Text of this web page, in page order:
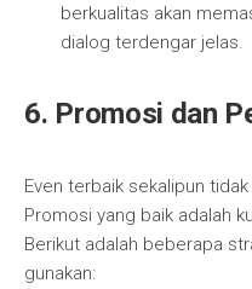
berkualitas akan
dialog terdengar jelas.
6. Promosi dan
Even terbaik sekalipun
Promosi yang baik adalah
Berikut adalah beberapa
gunakan: